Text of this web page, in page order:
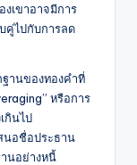
เขาอาจมีการ
คู่ไปกับการลด
านของทองคำที่
หรือการ
กินไป
นอชื่อประธาน
นอย่างหนี้